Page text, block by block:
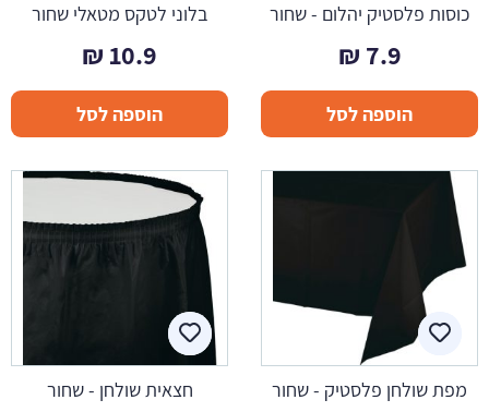
כוסות פלסטיק יהלום - שחור
7.9
₪
הוספה לסל
בלוני לטקס מטאלי שחור
10.9
₪
הוספה לסל
מפת שולחן פלסטיק - שחור חצאית שולחן - שחור